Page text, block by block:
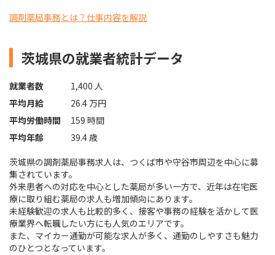
調剤薬局事務とは？仕事内容を解説
茨城県の就業者統計データ
就業者数
1,400 人
平均月給
26.4 万円
平均労働時間
159 時間
平均年齢
39.4 歳
茨城県の調剤薬局事務求人は、つくば市や守谷市周辺を中心に募
集されています。
外来患者への対応を中心とした薬局が多い一方で、近年は在宅医
療に取り組む薬局の求人も増加傾向にあります。
未経験歓迎の求人も比較的多く、接客や事務の経験を活かして医
療業界へ転職したい方にも人気のエリアです。
また、マイカー通勤が可能な求人が多く、通勤のしやすさも魅力
のひとつとなっています。